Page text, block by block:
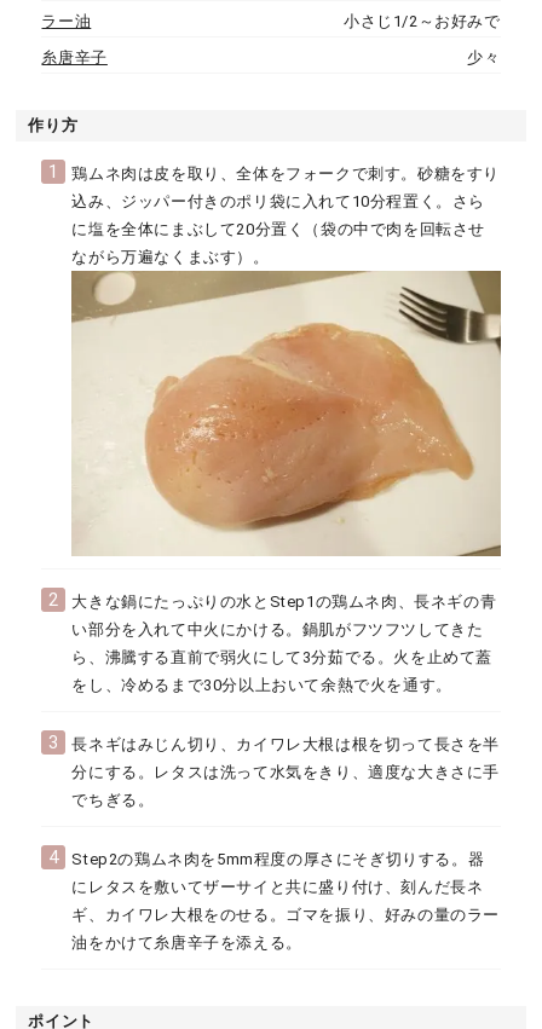
ラー油
小さじ1/2～お好みで
糸唐辛子
少々
作り方
1
鶏ムネ肉は皮を取り、全体をフォークで刺す。砂糖をすり
込み、ジッパー付きのポリ袋に入れて10分程置く。さら
に塩を全体にまぶして20分置く（袋の中で肉を回転させ
ながら万遍なくまぶす）。
2
大きな鍋にたっぷりの水とStep1の鶏ムネ肉、長ネギの青
い部分を入れて中火にかける。鍋肌がフツフツしてきた
ら、沸騰する直前で弱火にして3分茹でる。火を止めて蓋
をし、冷めるまで30分以上おいて余熱で火を通す。
3
長ネギはみじん切り、カイワレ大根は根を切って長さを半
分にする。レタスは洗って水気をきり、適度な大きさに手
でちぎる。
4
Step2の鶏ムネ肉を5mm程度の厚さにそぎ切りする。器
にレタスを敷いてザーサイと共に盛り付け、刻んだ長ネ
ギ、カイワレ大根をのせる。ゴマを振り、好みの量のラー
油をかけて糸唐辛子を添える。
ポイント